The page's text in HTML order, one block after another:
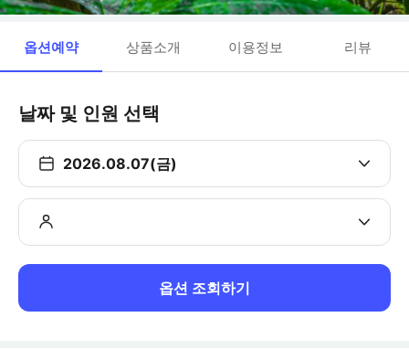
옵션예약 상품소개 이용정보 리뷰
날짜 및 인원 선택
2026.08.07(금)
옵션 조회하기